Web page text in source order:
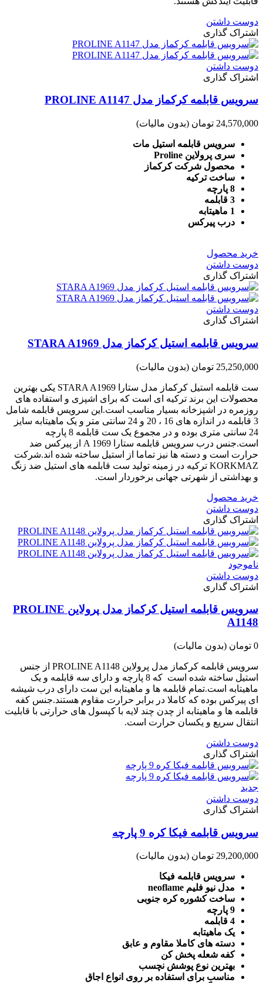
دوست داشتن
اشتراک گذاری
دوست داشتن
اشتراک گذاری
سرویس قابلمه کرکماز مدل PROLINE A1147
24,570,000 تومان (بدون مالیات)
سرویس قابلمه استیل مات
سری پرولاین Proline
محصول شرکت کرکماز
ساخت ترکیه
8 پارچه
3 قابلمه
1 ماهیتابه
درب پیرکس
خرید محصول
دوست داشتن
اشتراک گذاری
دوست داشتن
اشتراک گذاری
سرویس قابلمه استیل کرکماز مدل STARA A1969
25,250,000 تومان (بدون مالیات)
ست قابلمه استیل کرکماز مدل ستارا STARA A1969 یکی بهترین
محصولات این برند ترکیه ای است که برای اشپزی و استفاده های
روزمره در اشپزخانه بسیار مناسب است.این سرویس قابلمه شامل
3 قابلمه در اندازه های 16 ، 20 و 24 سانتی متر و یک ماهیتابه سایز
24 سانتی متری بوده و در مجموع یک ست قابلمه 8 پارچه
است.جنس درب سرویس قابلمه ستارا A 1969 از پیرکس ضد
حرارت است و دسته ها نیز تماما از استیل ساخته شده اند.شرکت
KORKMAZ ترکیه در زمینه تولید ست قابلمه های استیل ضد زنگ
و بهداشتی از شهرتی جهانی برخوردار است.
خرید محصول
دوست داشتن
اشتراک گذاری
ناموجود
دوست داشتن
اشتراک گذاری
سرویس قابلمه استیل کرکماز مدل پرولاین PROLINE
A1148
0 تومان (بدون مالیات)
سرویس قابلمه کرکماز مدل پرولاین PROLINE A1148 از جنس
استیل ساخته شده است که 8 پارچه و دارای سه قابلمه و یک
ماهیتابه است.تمام قابلمه ها و ماهیتابه این ست دارای درب شیشه
ای پیرکس بوده که کاملا در برابر حرارت مقاوم هستند.جنس کفه
قابلمه ها و ماهیتابه از چدن چند لایه با کپسول های حرارتی با قابلیت
انتقال سریع و یکسان حرارت است.
دوست داشتن
اشتراک گذاری
جدید
دوست داشتن
اشتراک گذاری
سرویس قابلمه فیکا کره 9 پارچه
29,200,000 تومان (بدون مالیات)
سرویس قابلمه فیکا
مدل نیو فلیم neoflame
ساخت کشوره کره جنوبی
9 پارچه
4 قابلمه
یک ماهیتابه
دسته های کاملا مقاوم و عابق
کفه شعله پخش کن
بهترین نوع پوشش نچسب
مناسب برای استفاده بر روی انواع اجاق